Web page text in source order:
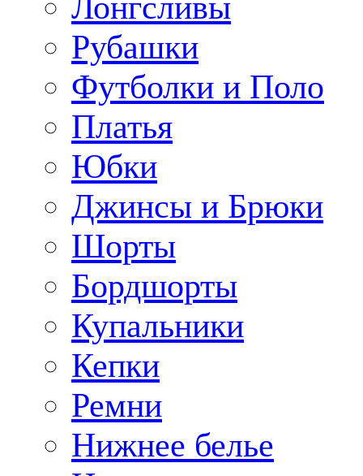
Рубашки
Футболки и Поло
Платья
Юбки
Джинсы и Брюки
Шорты
Бордшорты
Купальники
Кепки
Ремни
Нижнее белье